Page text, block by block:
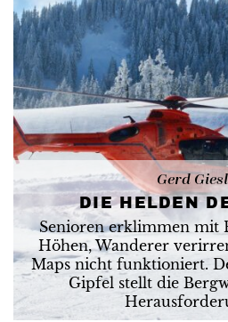
Gerd
DIE HELDEN
Senioren erklimmen mit
Höhen, Wanderer
Maps nicht funktioniert.
Gipfel stellt die